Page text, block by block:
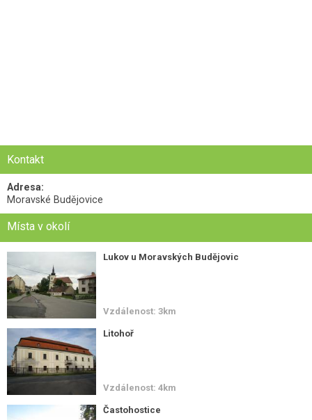
Kontakt
Adresa:
Moravské Budějovice
Místa v okolí
Lukov u Moravských Budějovic
Vzdálenost: 3km
Litohoř
Vzdálenost: 4km
Častohostice